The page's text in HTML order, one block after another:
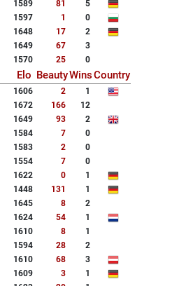
1589 81
5
1597 1
0
1648 17
2
1649 67
3
1570 25 0
Elo BeautyWinsCountry
1606 2
1
1672 166
12
1649 93
2
1584 7
0
1583 2
0
1554 7
0
1622 0
1
1448 131
1
1645 8
2
1624 54
1
1610 8
1
1594 28
2
1610 68
3
1609 3
1